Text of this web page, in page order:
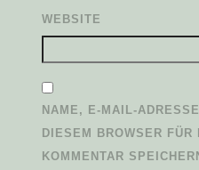
WEBSITE
NAME, E-MAIL-
DIESEM BROWSER FÜR
KOMMENTAR